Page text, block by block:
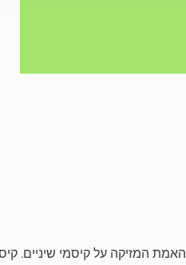
האמת המזיקה על קיסמי שיניים.